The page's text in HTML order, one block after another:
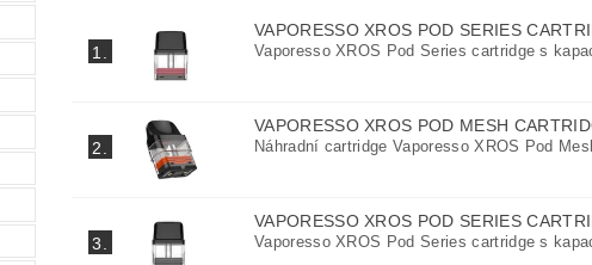
1.
VAPORESSO XROS POD SERIES
Vaporesso XROS Pod Series cartridge s
2.
VAPORESSO XROS POD MESH
Náhradní cartridge Vaporesso XROS Pod
3.
VAPORESSO XROS POD SERIES
Vaporesso XROS Pod Series cartridge s